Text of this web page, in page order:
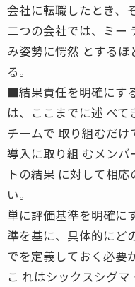
会社に転職したとき、
二つの会社では、ミー
み姿勢に愕然 とする
る。
■結果責任を明確にす
は、ここまでに述 べて
チームで 取り組むだけ
導入に取り組 むメン
トの結果 に対して相
い。
単に評価基準を明確に
準を基に、具体的にど
でを定義しておく必要
こ れはシックスシグ